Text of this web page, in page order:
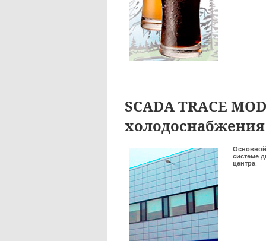
SCADA TRACE
холодоснабжения
системе
центра